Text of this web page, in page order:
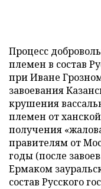
Процесс
племен в состав
при Иване
завоевания
крушения
племен от
получения
правителям от
годы (после
Ермаком
состав Русского